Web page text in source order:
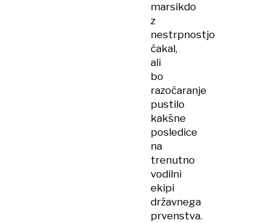
marsikdo
z
nestrpnostjo
čakal,
ali
bo
razočaranje
pustilo
kakšne
posledice
na
trenutno
vodilni
ekipi
državnega
prvenstva.